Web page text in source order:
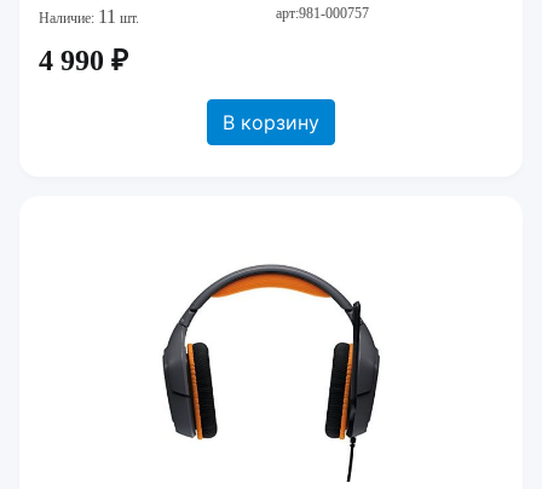
Наличие: 11 шт. арт:981-000757
4 990 ₽
В корзину